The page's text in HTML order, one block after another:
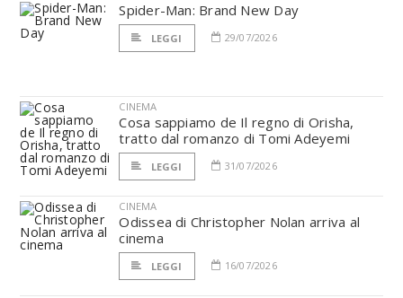
Spider-Man: Brand New Day
LEGGI 29/07/2026
CINEMA
Cosa sappiamo de Il regno di Orisha,
tratto dal romanzo di Tomi Adeyemi
LEGGI 31/07/2026
CINEMA
Odissea di Christopher Nolan arriva al
cinema
LEGGI 16/07/2026